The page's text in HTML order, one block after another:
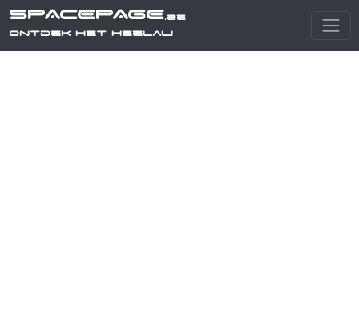
SPACEPAGE.be
Ontdek het heelal!